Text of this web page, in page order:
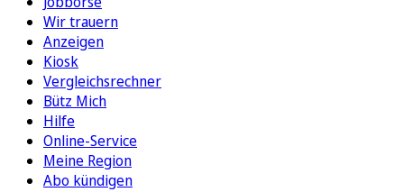
Wir trauern
Anzeigen
Kiosk
Vergleichsrechner
Bütz Mich
Hilfe
Online-Service
Meine Region
Abo kündigen